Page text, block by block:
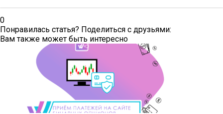
0
Понравилась статья? Поделиться с друзьями:
Вам также может быть интересно